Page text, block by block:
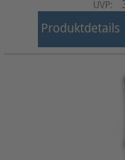
UVP:
Produktdetails